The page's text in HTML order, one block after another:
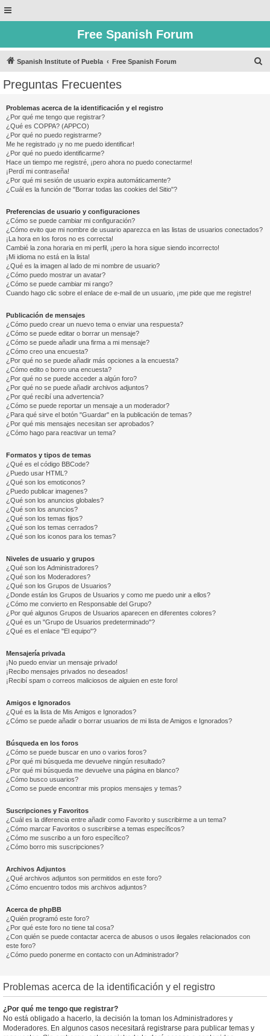
Free Spanish Forum
Spanish Institute of Puebla Free Spanish Forum
Preguntas Frecuentes
Problemas acerca de la identificación y el registro
¿Por qué me tengo que registrar?
¿Qué es COPPA? (APPCO)
¿Por qué no puedo registrarme?
Me he registrado ¡y no me puedo identificar!
¿Por qué no puedo identificarme?
Hace un tiempo me registré, ¡pero ahora no puedo conectarme!
¡Perdí mi contraseña!
¿Por qué mi sesión de usuario expira automáticamente?
¿Cuál es la función de "Borrar todas las cookies del Sitio"?
Preferencias de usuario y configuraciones
¿Cómo se puede cambiar mi configuración?
¿Cómo evito que mi nombre de usuario aparezca en las listas de usuarios conectados?
¡La hora en los foros no es correcta!
Cambié la zona horaria en mi perfil, ¡pero la hora sigue siendo incorrecto!
¡Mi idioma no está en la lista!
¿Qué es la imagen al lado de mi nombre de usuario?
¿Cómo puedo mostrar un avatar?
¿Cómo se puede cambiar mi rango?
Cuando hago clic sobre el enlace de e-mail de un usuario, ¡me pide que me registre!
Publicación de mensajes
¿Cómo puedo crear un nuevo tema o enviar una respuesta?
¿Cómo se puede editar o borrar un mensaje?
¿Cómo se puede añadir una firma a mi mensaje?
¿Cómo creo una encuesta?
¿Por qué no se puede añadir más opciones a la encuesta?
¿Cómo edito o borro una encuesta?
¿Por qué no se puede acceder a algún foro?
¿Por qué no se puede añadir archivos adjuntos?
¿Por qué recibí una advertencia?
¿Cómo se puede reportar un mensaje a un moderador?
¿Para qué sirve el botón "Guardar" en la publicación de temas?
¿Por qué mis mensajes necesitan ser aprobados?
¿Cómo hago para reactivar un tema?
Formatos y tipos de temas
¿Qué es el código BBCode?
¿Puedo usar HTML?
¿Qué son los emoticonos?
¿Puedo publicar imagenes?
¿Qué son los anuncios globales?
¿Qué son los anuncios?
¿Qué son los temas fijos?
¿Qué son los temas cerrados?
¿Qué son los iconos para los temas?
Niveles de usuario y grupos
¿Qué son los Administradores?
¿Qué son los Moderadores?
¿Qué son los Grupos de Usuarios?
¿Donde están los Grupos de Usuarios y como me puedo unir a ellos?
¿Cómo me convierto en Responsable del Grupo?
¿Por qué algunos Grupos de Usuarios aparecen en diferentes colores?
¿Qué es un "Grupo de Usuarios predeterminado"?
¿Qué es el enlace "El equipo"?
Mensajería privada
¡No puedo enviar un mensaje privado!
¡Recibo mensajes privados no deseados!
¡Recibí spam o correos maliciosos de alguien en este foro!
Amigos e Ignorados
¿Qué es la lista de Mis Amigos e Ignorados?
¿Cómo se puede añadir o borrar usuarios de mi lista de Amigos e Ignorados?
Búsqueda en los foros
¿Cómo se puede buscar en uno o varios foros?
¿Por qué mi búsqueda me devuelve ningún resultado?
¿Por qué mi búsqueda me devuelve una página en blanco?
¿Cómo busco usuarios?
¿Como se puede encontrar mis propios mensajes y temas?
Suscripciones y Favoritos
¿Cuál es la diferencia entre añadir como Favorito y suscribirme a un tema?
¿Cómo marcar Favoritos o suscribirse a temas específicos?
¿Cómo me suscribo a un foro específico?
¿Cómo borro mis suscripciones?
Archivos Adjuntos
¿Qué archivos adjuntos son permitidos en este foro?
¿Cómo encuentro todos mis archivos adjuntos?
Acerca de phpBB
¿Quién programó este foro?
¿Por qué este foro no tiene tal cosa?
¿Con quién se puede contactar acerca de abusos o usos ilegales relacionados con
este foro?
¿Cómo puedo ponerme en contacto con un Administrador?
Problemas acerca de la identificación y el registro
¿Por qué me tengo que registrar?
No está obligado a hacerlo, la decisión la toman los Administradores y
Moderadores. En algunos casos necesitará registrarse para publicar temas y